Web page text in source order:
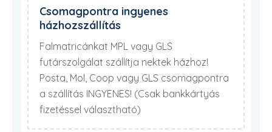
Csomagpontra ingyenes
házhozszállítás
Falmatricánkat MPL vagy GLS
futárszolgálat szállítja nektek házhoz!
Posta, Mol, Coop vagy GLS csomagpontra
a szállítás INGYENES! (Csak bankkártyás
fizetéssel választható)